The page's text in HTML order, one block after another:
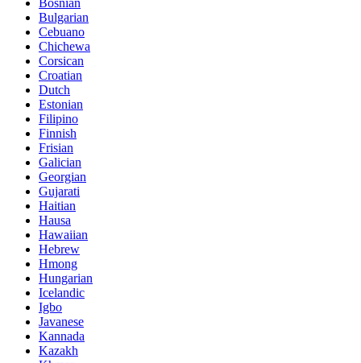
Bosnian
Bulgarian
Cebuano
Chichewa
Corsican
Croatian
Dutch
Estonian
Filipino
Finnish
Frisian
Galician
Georgian
Gujarati
Haitian
Hausa
Hawaiian
Hebrew
Hmong
Hungarian
Icelandic
Igbo
Javanese
Kannada
Kazakh